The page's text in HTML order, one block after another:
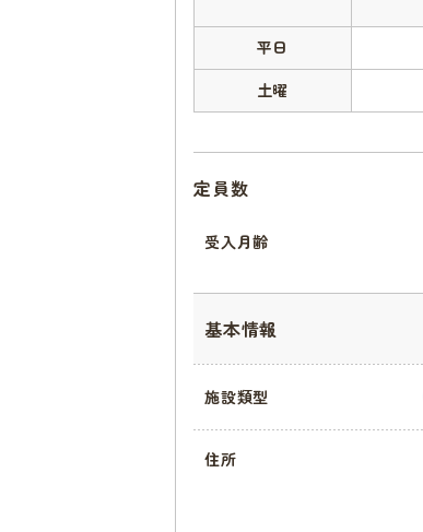
平日
土曜
定員数
受入月齢
基本情報
施設類型
住所